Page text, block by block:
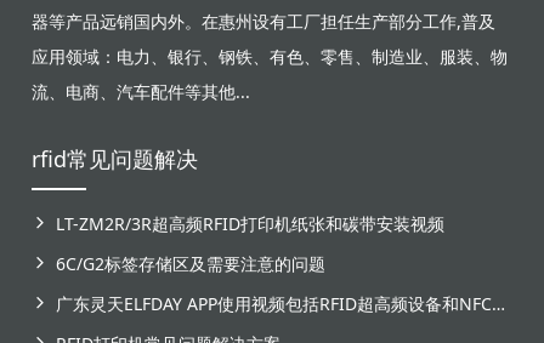
器等产品远销国内外。在惠州设有工厂担任生产部分工作,普及
应用领域：电力、银行、钢铁、有色、零售、制造业、服装、物
流、电商、汽车配件等其他...
rfid常见问题解决
LT-ZM2R/3R超高频RFID打印机纸张和碳带安装视频
6C/G2标签存储区及需要注意的问题
广东灵天ELFDAY APP使用视频包括RFID超高频设备和NFC芯片标签感应